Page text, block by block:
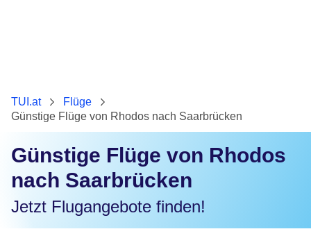
TUI.at
Flüge
Günstige Flüge von Rhodos nach Saarbrücken
Günstige Flüge von Rhodos
nach Saarbrücken
Jetzt Flugangebote finden!